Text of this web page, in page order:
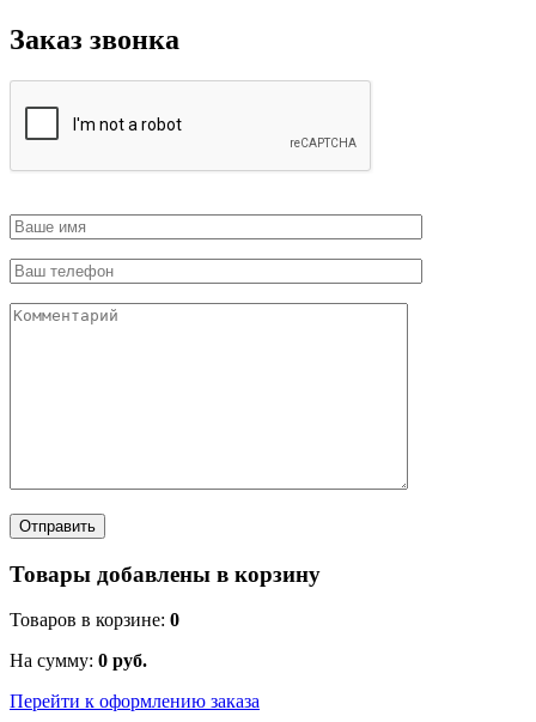
Заказ звонка
Товары добавлены в корзину
Товаров в корзине: 0
На сумму: 0 руб.
Перейти к оформлению заказа